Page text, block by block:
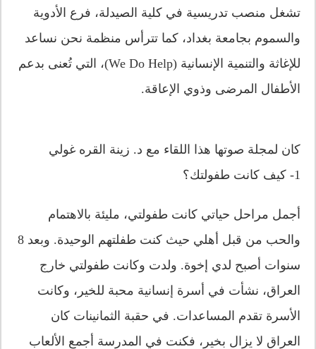
تشغل منصب تدريسية في كلية الصيدلة، فرع الأدوية
والسموم بجامعة بغداد، كما تترأس منظمة نحن نساعد
للإغاثة والتنمية الإنسانية (We Do Help)، التي تُعنى بدعم
الأطفال المرضى وذوي الإعاقة.
كان لمجلة صوتها هذا اللقاء مع د. زينة القره غولي
1- كيف كانت طفولتك؟
أجمل مراحل حياتي كانت طفولتي، مليئة بالاهتمام
والحب من قبل أهلي حيث كنت طفلتهم الوحيدة. وبعد 8
سنوات أصبح لدي إخوة. ولدت وكانت طفولتي خارج
العراق، نشأت في أسرة إنسانية محبة للخير، وكانت
الأسرة تقدم المساعدات. في حقبة الثمانينات كان
العراق لا يزال بخير، فكنت في المدرسة أجمع الألعاب